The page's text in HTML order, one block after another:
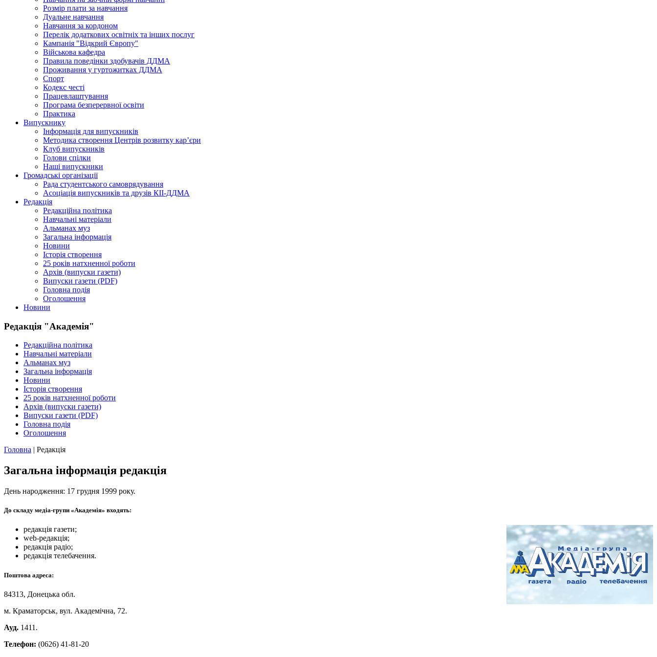
Розмір плати за навчання
Дуальне навчання
Навчання за кордоном
Перелік додаткових освітніх та інших послуг
Кампанія "Відкрий Європу"
Військова кафедра
Правила поведінки здобувачів ДДМА
Проживання у гуртожитках ДДМА
Спорт
Кодекс честі
Працевлаштування
Програма безперервної освіти
Практика
Випускнику
Інформація для випускників
Методика створення Центрів розвитку кар’єри
Клуб випускників
Голови спілки
Наші випускники
Громадські організації
Рада студентського самоврядування
Асоціація випускників та друзів КІІ-ДДМА
Редакція
Редакційна політика
Навчальні матеріали
Альманах муз
Загальна інформація
Новини
Історія створення
25 років натхненної роботи
Архів (випуски газети)
Випуски газети (PDF)
Головна подія
Оголошення
Новини
Редакція "Академія"
Редакційна політика
Навчальні матеріали
Альманах муз
Загальна інформація
Новини
Історія створення
25 років натхненної роботи
Архів (випуски газети)
Випуски газети (PDF)
Головна подія
Оголошення
Головна | Редакція
Загальна інформація редакція
День народження: 17 грудня 1999 року.
До складу медіа-групи «Академія» входять:
редакція газети;
web-редакція;
редакція радіо;
редакція телебачення.
Поштова адреса:
84313, Донецька обл.
м. Краматорськ, вул. Академічна, 72.
Ауд. 1411.
Телефон: (0626) 41-81-20